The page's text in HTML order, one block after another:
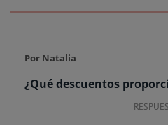
Por Natalia
¿Qué descuentos